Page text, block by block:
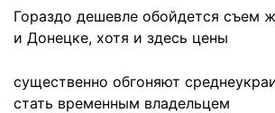
Гораздо дешевле обойдется съем
и Донецке, хотя и здесь цены
существенно обгоняют
стать временным владельцем